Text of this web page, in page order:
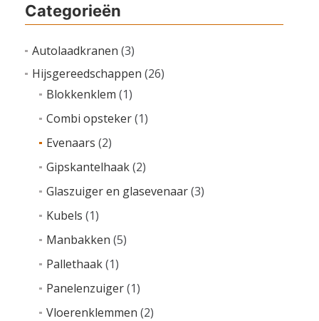
Categorieën
Autolaadkranen (3)
Hijsgereedschappen (26)
Blokkenklem (1)
Combi opsteker(1)
Evenaars (2)
Gipskantelhaak(2)
Glaszuiger en glasevenaar(3)
Kubels (1)
Manbakken (5)
Pallethaak(1)
Panelenzuiger(1)
Vloerenklemmen (2)